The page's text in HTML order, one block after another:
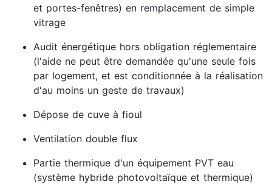
et portes-fenêtres) en remplacement de simple
vitrage
Audit énergétique hors obligation réglementaire
(l'aide ne peut être demandée qu'une seule fois
par logement, et est conditionnée à la réalisation
d'au moins un geste de travaux)
Dépose de cuve à fioul
Ventilation double flux
Partie thermique d'un équipement PVT eau
(système hybride photovoltaïque et thermique)